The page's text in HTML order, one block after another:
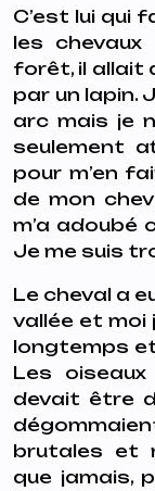
C’est lui qui
les
forêt, il allait
par un lapin.
arc mais je
seulement
pour m’en
de mon
m’a adoubé
Je me suis
Le cheval a
vallée et moi
longtemps
Les
devait être
brutales et
que jamais,